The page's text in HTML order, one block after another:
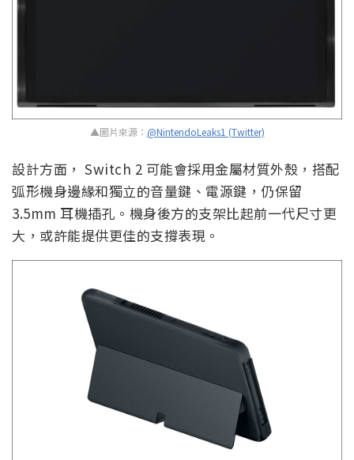
▲圖片來源： @NintendoLeaks1 (Twitter)
設計方面， Switch 2 可能會採用金屬材質外殼，搭配
弧形機身邊緣和獨立的音量鍵、電源鍵，仍保留
3.5mm 耳機插孔。機身後方的支架比起前一代尺寸更
大，或許能提供更佳的支撐表現。